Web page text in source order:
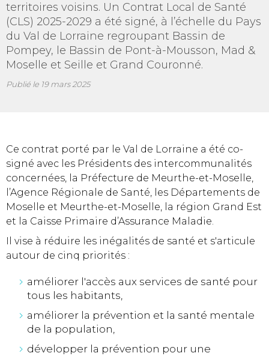
territoires voisins. Un Contrat Local de Santé
(CLS) 2025-2029 a été signé, à l’échelle du Pays
du Val de Lorraine regroupant Bassin de
Pompey, le Bassin de Pont-à-Mousson, Mad &
Moselle et Seille et Grand Couronné.
Publié le 19 mars 2025
Ce contrat porté par le Val de Lorraine a été co-
signé avec les Présidents des intercommunalités
concernées, la Préfecture de Meurthe-et-Moselle,
l’Agence Régionale de Santé, les Départements de
Moselle et Meurthe-et-Moselle, la région Grand Est
et la Caisse Primaire d’Assurance Maladie.
Il vise à réduire les inégalités de santé et s'articule
autour de cinq priorités :
améliorer l'accès aux services de santé pour
tous les habitants,
améliorer la prévention et la santé mentale
de la population,
développer la prévention pour une